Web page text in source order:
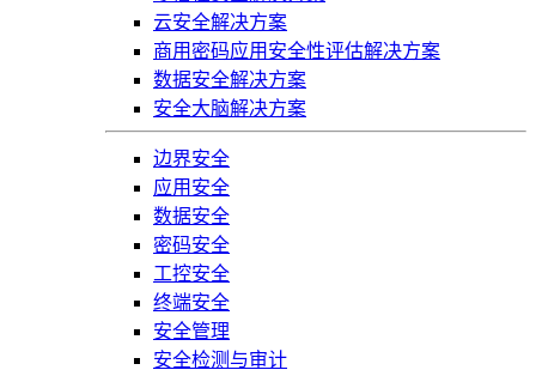
云安全解决方案
商用密码应用安全性评估解决方案
数据安全解决方案
安全大脑解决方案
边界安全
应用安全
数据安全
密码安全
工控安全
终端安全
安全管理
安全检测与审计